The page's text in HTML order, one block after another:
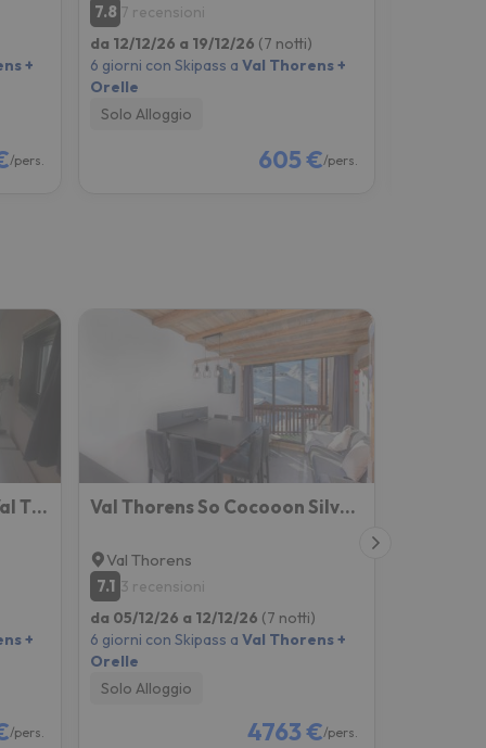
+
/pers.
7.8 7 recensioni
da 12/12/26 a 19/12/26 (7 notti)
6 giorni con Skipass aVal Thorens +
Orelle
Solo Alloggio
605 €/pers.
Olympic Appartements Val Thorens Immobilier
+
/pers.
Val Thorens So Cocooon Silveralp 329
Val Thorens
7.1 3 recensioni
da 05/12/26 a 12/12/26 (7 notti)
6 giorni con Skipass aVal Thorens +
Orelle
Solo Alloggio
4763 €/pers.